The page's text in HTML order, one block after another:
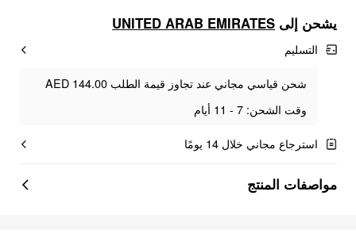
يشحن إلى UNITED ARAB EMIRATES
التسليم
شحن قياسي مجاني عند تجاوز قيمة الطلب AED 144.00
وقت الشحن: 7 - 11 أيام
استرجاع مجاني خلال 14 يومًا
مواصفات المنتج